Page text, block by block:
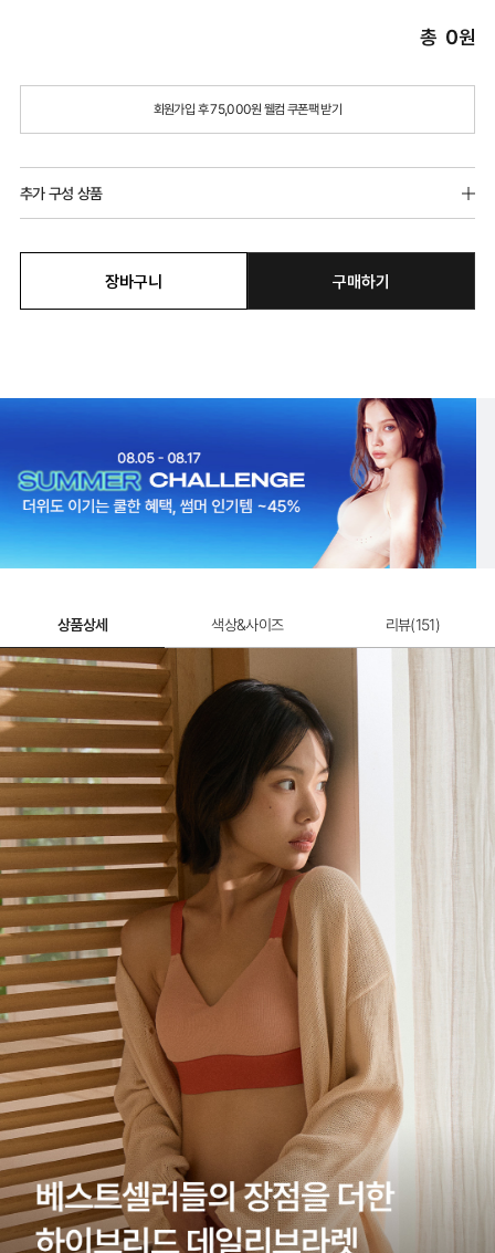
총 0원
회원가입 후 75,000원 웰컴 쿠폰팩 받기
추가 구성 상품
골지소프트 팬티
장바구니 구매하기
상품상세 색상&사이즈 리뷰(151)